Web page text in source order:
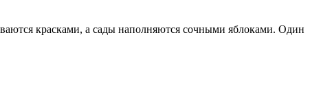
красками, а сады наполняются сочными яблоками. Один